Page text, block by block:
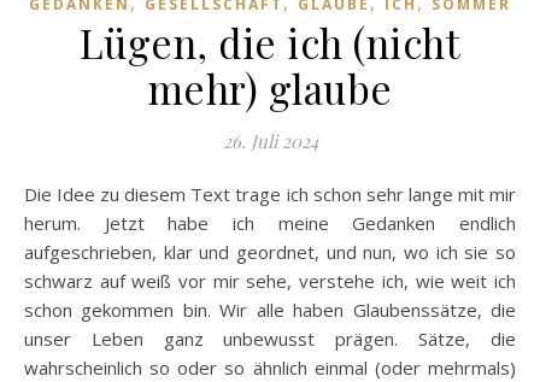
Lügen, die ich (nicht
mehr) glaube
26. Juli 2024
Die Idee zu diesem Text trage ich schon sehr lange mit mir
herum. Jetzt habe ich meine Gedanken endlich
aufgeschrieben, klar und geordnet, und nun, wo ich sie so
schwarz auf weiß vor mir sehe, verstehe ich, wie weit ich
schon gekommen bin. Wir alle haben Glaubenssätze, die
unser Leben ganz unbewusst prägen. Sätze, die
wahrscheinlich so oder so ähnlich einmal (oder mehrmals)